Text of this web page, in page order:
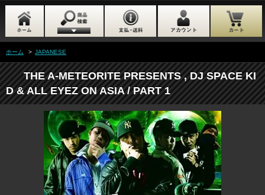
ホーム > JAPANESE
THE A-METEORITE PRESENTS , DJ SPACE KI
D & ALL EYEZ ON ASIA / PART 1